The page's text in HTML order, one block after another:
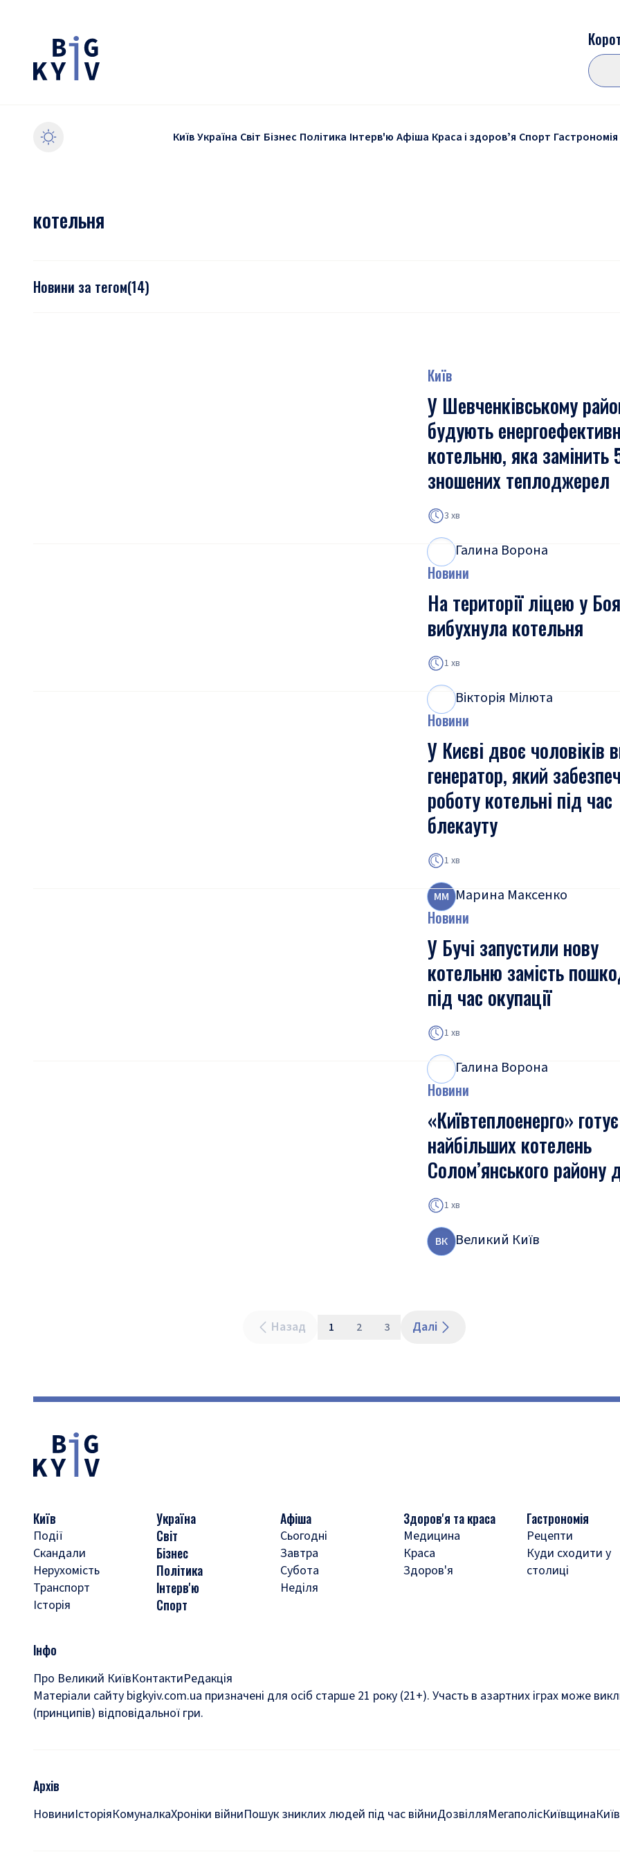
КиївУкраїна Світ Бізнес Політика Інтерв'ю Афіша Краса і здоровʼя Спорт Гастрономія
котельня
Новини за тегом(14)
Київ
У Шевченківському
будують
котельню, яка замінить
зношених теплоджерел
3 хв
Галина Ворона
Новини
На території ліцею у
вибухнула котельня
1 хв
Вікторія Мілюта
Новини
У Києві двоє чоловіків
генератор, який
роботу котельні під час
блекауту
1 хв
ММ Марина Максенко
Новини
У Бучі запустили нову
котельню замість
під час окупації
1 хв
Галина Ворона
Новини
«Київтеплоенерго»
найбільших котелень
Солом’янського району
1 хв
ВК Великий Київ
Назад 1 2 3 Далі
Київ
Події
Скандали
Нерухомість
Транспорт
Історія
Україна
Світ
Бізнес
Політика
Інтерв'ю
Спорт
Афіша
Сьогодні
Завтра
Субота
Неділя
Здоров'я та краса
Медицина
Краса
Здоров'я
Гастрономія
Рецепти
Куди сходити у
столиці
Інфо
Про Великий КиївКонтактиРедакція
Матеріали сайту bigkyiv.com.ua призначені для осіб старше 21 року (21+). Участь в азартних іграх може
(принципів) відповідальної гри.
Архів
НовиниІсторіяКомуналкаХроніки війниПошук зниклих людей під час війниДозвілляМегаполісКиївщина